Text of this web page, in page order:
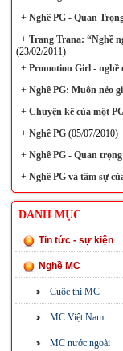
+Nghề PG - Quan
+Trang Trana: “Nghề
(23/02/2011)
+Promotion Girl - nghề
+Nghề PG: Muôn nẻo
+Chuyện kể của một
+Nghề PG(05/07/2010)
+Nghề PG - Quan
+Nghề PG và tâm sự
DANH MỤC
Tin tức - sự kiện
Nghề MC
Cuộc thi MC
MC Việt Nam
MC nước ngoài